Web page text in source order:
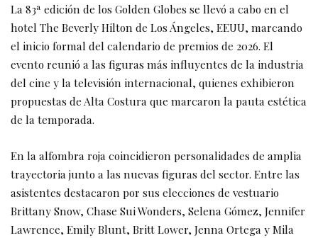
La 83ª edición de los Golden Globes se llevó a cabo en el
hotel The Beverly Hilton de Los Ángeles, EEUU, marcando
el inicio formal del calendario de premios de 2026. El
evento reunió a las figuras más influyentes de la industria
del cine y la televisión internacional, quienes exhibieron
propuestas de Alta Costura que marcaron la pauta estética
de la temporada.
En la alfombra roja coincidieron personalidades de amplia
trayectoria junto a las nuevas figuras del sector. Entre las
asistentes destacaron por sus elecciones de vestuario
Brittany Snow, Chase Sui Wonders, Selena Gómez, Jennifer
Lawrence, Emily Blunt, Britt Lower, Jenna Ortega y Mila